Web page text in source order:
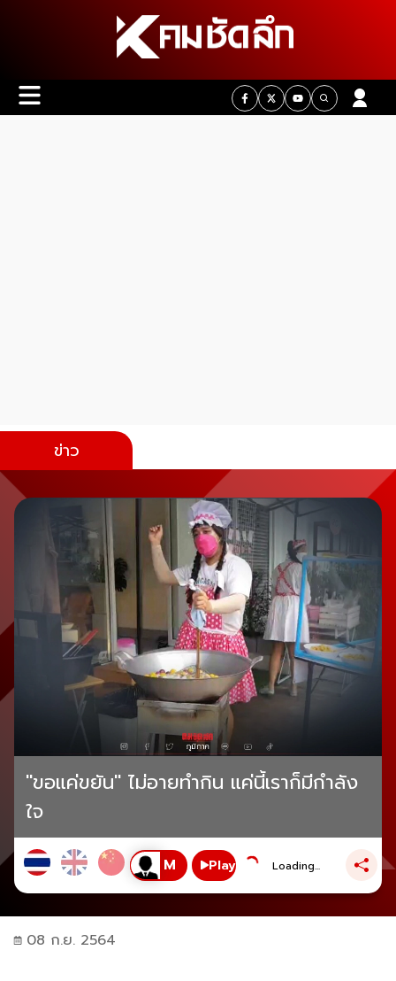
ข่าว
"ขอแค่ขยัน" ไม่อายทำกิน แค่นี้เราก็มีกำลัง
ใจ
Play Loading...
08 ก.ย. 2564